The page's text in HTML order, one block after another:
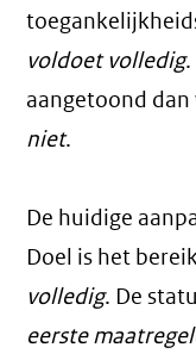
voldoet volledig
aangetoond
niet.
De huidige
Doel is het
volledig. De
eerste